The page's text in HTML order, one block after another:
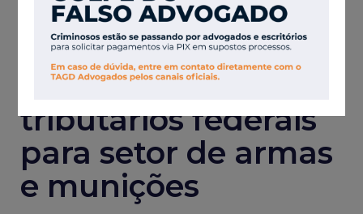
Câmara aprova
parcelamento
especial de débitos
tributários federais
para setor de armas
e munições